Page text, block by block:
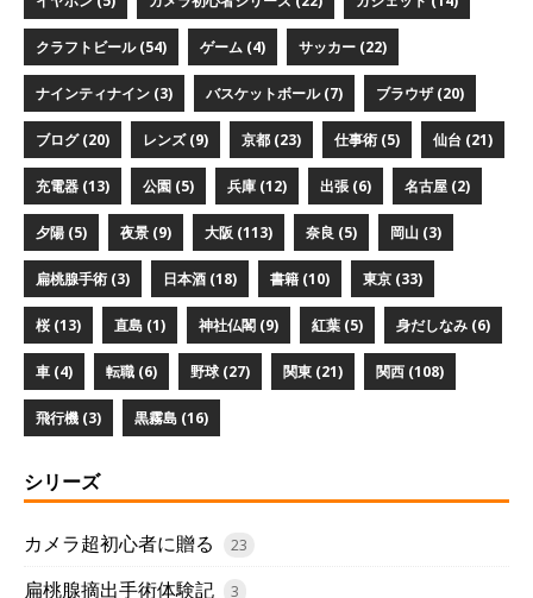
クラフトビール (54) ゲーム (4) サッカー (22)
ナインティナイン (3) バスケットボール (7) ブラウザ (20)
ブログ (20) レンズ (9) 京都 (23) 仕事術 (5) 仙台 (21)
充電器 (13) 公園 (5) 兵庫 (12) 出張 (6) 名古屋 (2)
夕陽 (5) 夜景 (9) 大阪 (113) 奈良 (5) 岡山 (3)
扁桃腺手術 (3) 日本酒 (18) 書籍 (10) 東京 (33)
桜 (13) 直島 (1) 神社仏閣 (9) 紅葉 (5) 身だしなみ (6)
車 (4) 転職 (6) 野球 (27) 関東 (21) 関西 (108)
飛行機 (3) 黒霧島 (16)
シリーズ
カメラ超初心者に贈る 23
扁桃腺摘出手術体験記 3